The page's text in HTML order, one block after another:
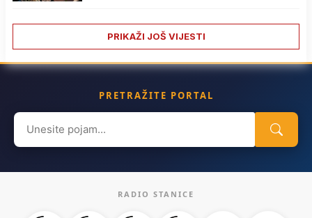
PRIKAŽI JOŠ VIJESTI
PRETRAŽITE PORTAL
Search
for:
RADIO STANICE